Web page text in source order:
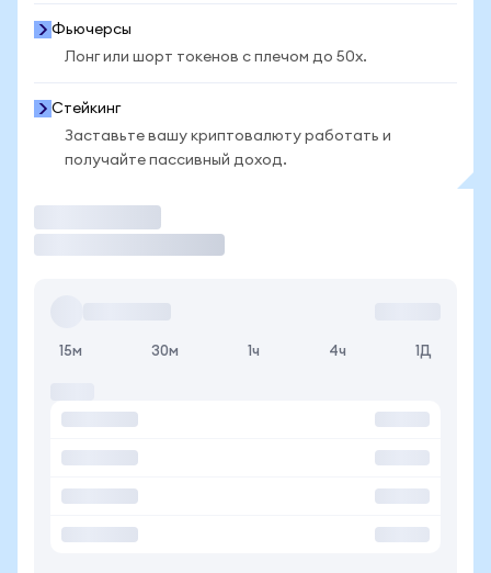
Фьючерсы
Лонг или шорт токенов с плечом до 50x.
Стейкинг
Заставьте вашу криптовалюту работать и
получайте пассивный доход.
15м 30м 1ч 4ч 1Д